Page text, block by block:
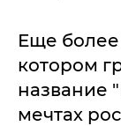
Еще
котором
название
мечтах